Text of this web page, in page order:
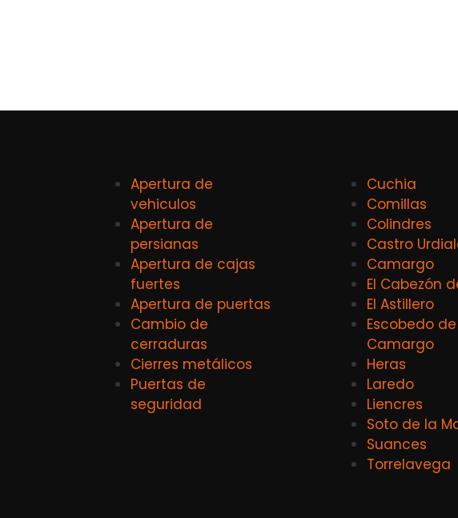
Apertura de
vehiculos
Apertura de
persianas
Apertura de cajas
fuertes
Apertura de puertas
Cambio de
cerraduras
Cierres metálicos
Puertas de
seguridad
Cuchia
Comillas
Colindres
Castro
Camargo
El Cabezón
El Astillero
Escobedo de
Camargo
Heras
Laredo
Liencres
Soto de la
Suances
Torrelavega